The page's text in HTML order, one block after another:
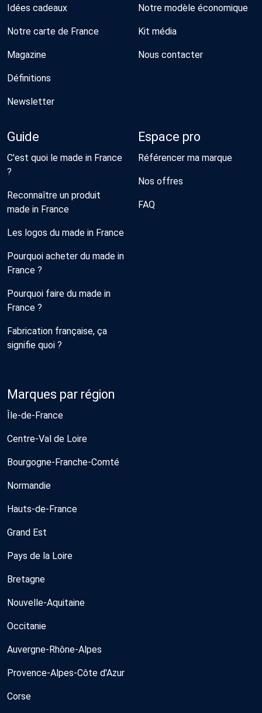
Idées cadeaux
Notre carte de France
Magazine
Définitions
Newsletter
Notre modèle économique
Kit média
Nous contacter
Guide
C'est quoi le made in France
?
Reconnaître un produit
made in France
Les logos du made in France
Pourquoi acheter du made in
France ?
Pourquoi faire du made in
France ?
Fabrication française, ça
signifie quoi ?
Espace pro
Référencer ma marque
Nos offres
FAQ
Marques par région
Île-de-France
Centre-Val de Loire
Bourgogne-Franche-Comté
Normandie
Hauts-de-France
Grand Est
Pays de la Loire
Bretagne
Nouvelle-Aquitaine
Occitanie
Auvergne-Rhône-Alpes
Provence-Alpes-Côte d'Azur
Corse